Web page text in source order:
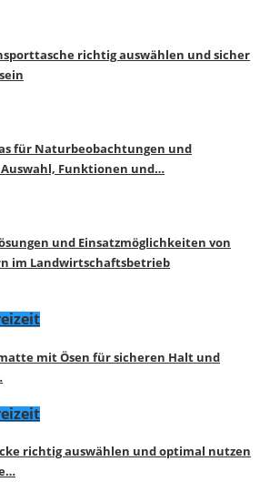
richtig auswählen und sicher
für Naturbeobachtungen und
Funktionen und…
und Einsatzmöglichkeiten von
im Landwirtschaftsbetrieb
mit Ösen für sicheren Halt und
richtig auswählen und optimal nutzen